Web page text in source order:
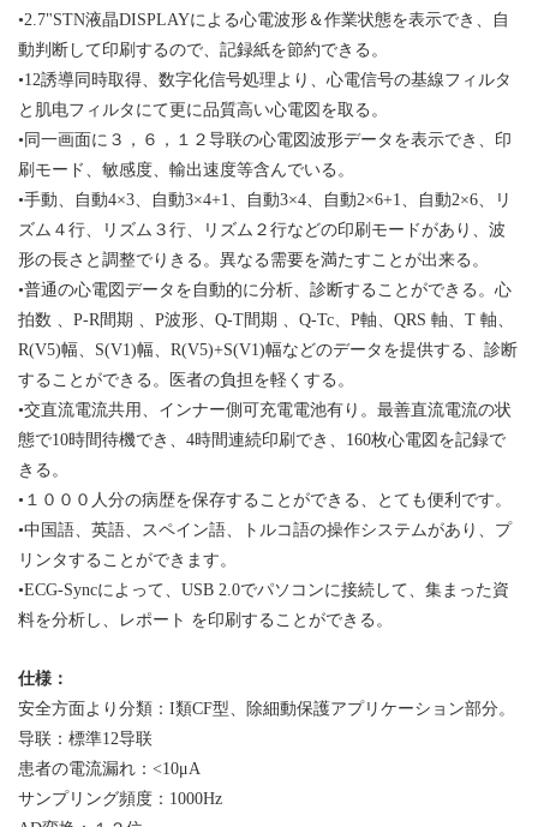
•2.7"STN液晶DISPLAYによる心電波形＆作業状態を表示でき、自
動判断して印刷するので、記録紙を節約できる。
•12誘導同時取得 、数字化信号処理より、心電信号の基線フィルタ
と肌电フィルタにて更に品質高い心電図を取る。
• 同一画面に３，６，１２导联の心電図 波形データを表示でき、
印
刷モード
、敏感度、輸出速度等含んでいる。
•手動 、自動4×3、 自動3×4+1、 自動3×4、 自動2×6+1、 自動2×6、リ
ズム ４ 行 リズム ３ 行 リズム ２ 行などの印刷モードがあり、波
形の長さと調整でりきる。 異なる需要を満たすことが出来る。
•普通の心電図データを自動的に分析、診断することができる。 心
拍数
P-R間期 、P波形 、Q-T間期
、Q-Tc、P軸、QRS 軸、T 軸、
R(V5)幅、S(V1)幅、R(V5)+S(V1)幅などのデータを提供する、診断
することができる。医者の負担を軽く する。
•交直流電流共用、インナー側可充電電池有り。最善直流電流の状
態で10時間待機でき、4時間連続印刷でき、160枚心電図を記録で
きる。
• １０００人分の病歴を保存することができる、とても便利です。
•中国語、英語、 スペイン語 トルコ語の操作システムがあり、プ
リンタすることができます。
•ECG-Syncによって、 USB 2.0でパソコンに接続して、集まった資
料を分析し、
レポート を印刷することができる。
仕様：
安全方面より分類：I類CF型、除細動保護アプリケーション部分。
导联：標準12导联
患者の電流漏れ：<10μA
サンプリング頻度：1000Hz